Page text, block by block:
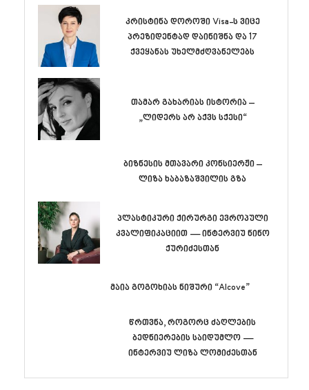
კრისტინა დოროში Visa-ს ვიცე
პრეზიდენტად დაინიშნა და 17
ქვეყანას უხელმძღვანელებს
თამარ გახარიას ისტორია –
„ლიდერს არ აქვს სქესი“
ბიზნესის მთავარი კონსიერჟი –
ლიზა ხაბაზაშვილის გზა
პლასტიკური ქირურგი ევროპული
კვალიფიკაციით — ინტერვიუ ნინო
ქურიძესთან
მაია გოგოხიას ნიშური “Alcove”
წრთვნა, როგორც ძაღლების
ბედნიერების საიდუმლო —
ინტერვიუ ლიზა ლომიძესთან